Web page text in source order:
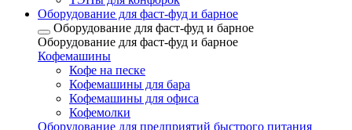
Оборудование для фаст-фуд и барное
Оборудование для фаст-фуд и барное
Оборудование для фаст-фуд и барное
Кофемашины
Кофе на песке
Кофемашины для бара
Кофемашины для офиса
Кофемолки
Оборудование для предприятий быстрого питания